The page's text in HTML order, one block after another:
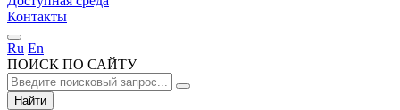
Контакты
Ru En
ПОИСК ПО САЙТУ
Найти